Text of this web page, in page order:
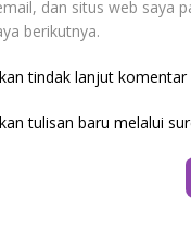
dan situs web saya
berikutnya.
tindak lanjut komentar
tulisan baru melalui